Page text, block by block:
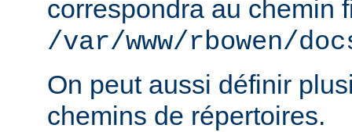
correspondra au chemin
/var/www/rbowen/
On peut aussi définir
chemins de répertoires.